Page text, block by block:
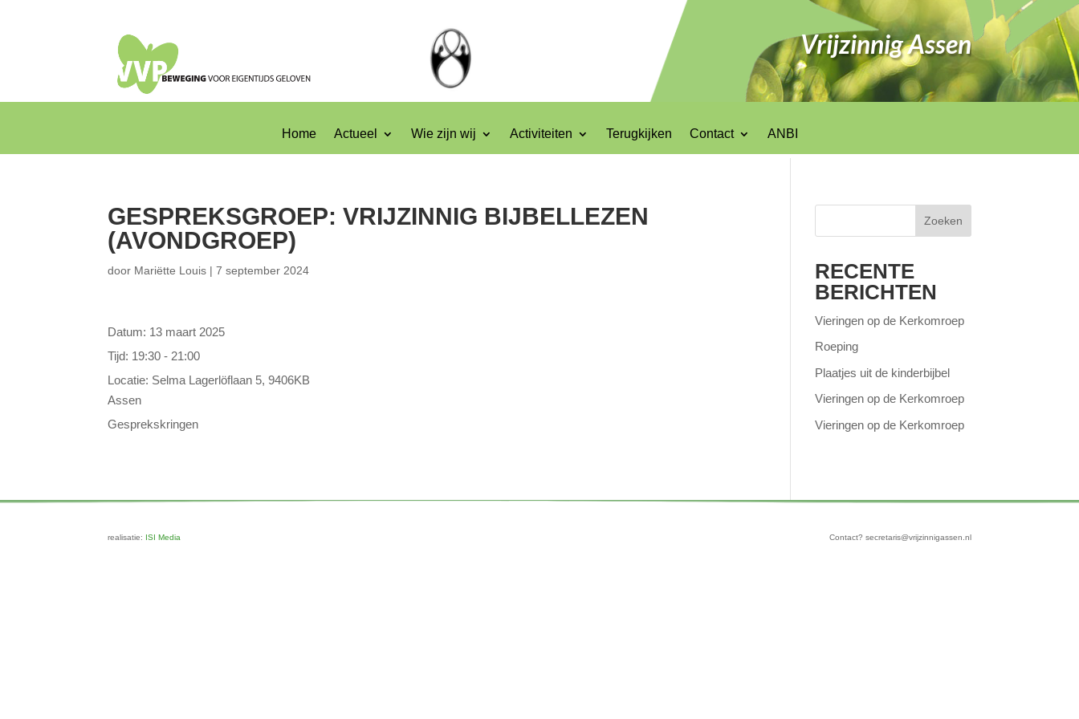
Vrijzinnig Assen
Home Actueel Wie zijn wij Activiteiten Terugkijken Contact ANBI
GESPREKSGROEP: VRIJZINNIG BIJBELLEZEN
(AVONDGROEP)
door Mariëtte Louis |7 september 2024
Datum: 13 maart 2025
Tijd: 19:30 - 21:00
Locatie: Selma Lagerlöflaan 5, 9406KB
Assen
Gesprekskringen
Zoeken
RECENTE
BERICHTEN
Vieringen op de Kerkomroep
Roeping
Plaatjes uit de kinderbijbel
Vieringen op de Kerkomroep
Vieringen op de Kerkomroep
realisatie: ISI Media Contact? secretaris@vrijzinnigassen.nl